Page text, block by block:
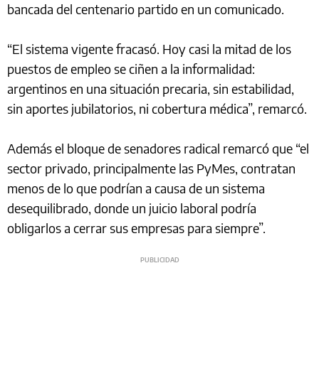
bancada del centenario partido en un comunicado.
“El sistema vigente fracasó. Hoy casi la mitad de los
puestos de empleo se ciñen a la informalidad:
argentinos en una situación precaria, sin estabilidad,
sin aportes jubilatorios, ni cobertura médica”, remarcó.
Además el bloque de senadores radical remarcó que “el
sector privado, principalmente las PyMes, contratan
menos de lo que podrían a causa de un sistema
desequilibrado, donde un juicio laboral podría
obligarlos a cerrar sus empresas para siempre”.